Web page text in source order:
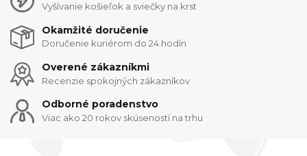
Vyšívanie košieľok a sviečky na krst
Okamžité doručenie
Doručenie kuriérom do 24.hodín
Overené zákazníkmi
Recenzie spokojných zákazníkov
Odborné poradenstvo
Viac ako 20 rokov skúseností na trhu